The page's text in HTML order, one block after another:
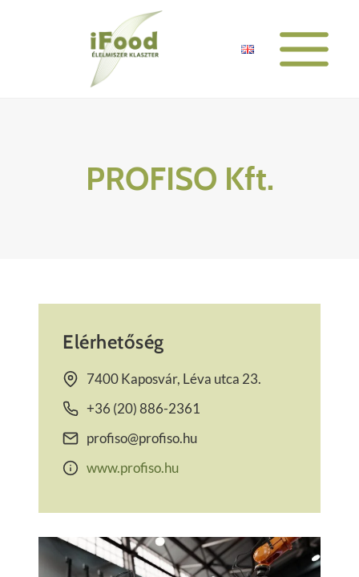
PROFISO Kft.
Elérhetőség
7400 Kaposvár, Léva utca 23.
+36 (20) 886-2361
profiso@profiso.hu
www.profiso.hu